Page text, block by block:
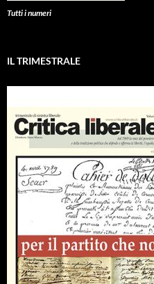
Tutti i numeri
IL TRIMESTRALE